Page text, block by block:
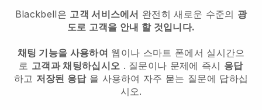
Blackbell은 고객 서비스에서 완전히 새로운 수준의 광
도로 고객을 안내 할 것입니다.
채팅 기능을 사용하여 웹이나 스마트 폰에서 실시간으
로 고객과 채팅하십시오 . 질문이나 문제에 즉시 응답
하고 저장된 응답을 사용하여 자주 묻는 질문에 답하십
시오.